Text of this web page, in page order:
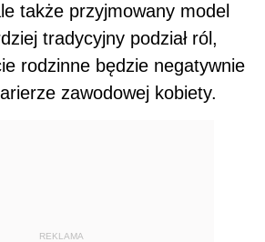
także przyjmowany model
tradycyjny podział ról,
rodzinne będzie negatywnie
zawodowej kobiety.
REKLAMA